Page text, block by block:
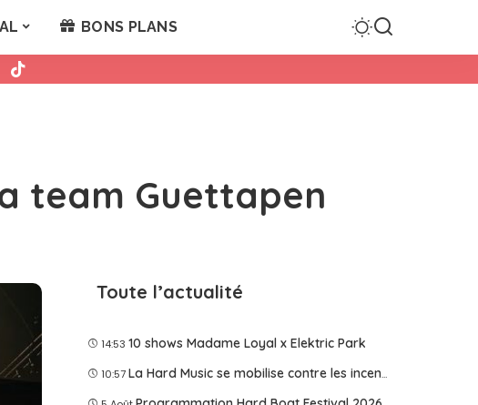
BONS PLANS
team Guettapen
Toute l’actualité
14:53 10 shows Madame Loyal x Elektric Park
10:57 La Hard Music se mobilise contre les incendies